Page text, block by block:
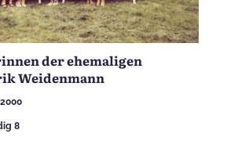
der ehemaligen
Weidenmann
8